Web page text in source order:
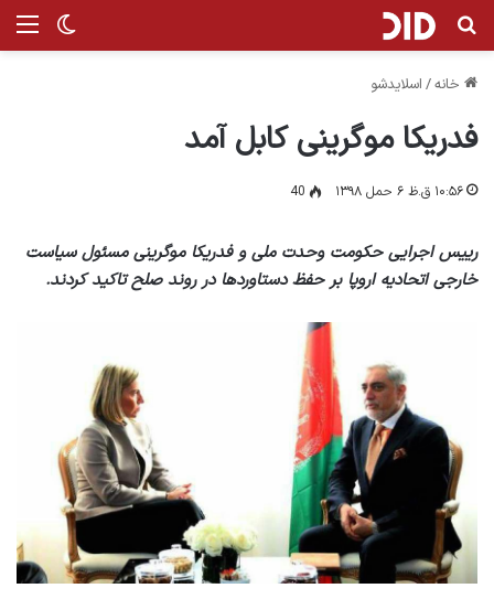
تغییر جستجو برای
خانه/ اسلایدشو
فدریکا موگرینی کابل آمد
۱۰:۵۶ ق.ظ ۶ حمل ۱۳۹۸ 40
رییس اجرایی حکومت وحدت ملی و فدریکا موگرینی مسئول سیاست
خارجی اتحادیه اروپا بر حفظ دستاوردها در روند صلح تاکید کردند.